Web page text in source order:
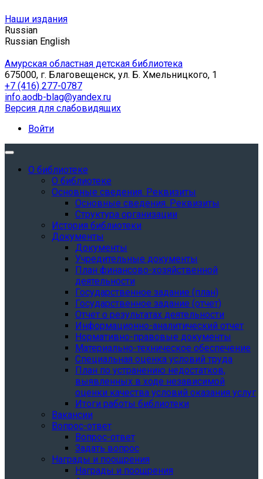
Наши издания
Russian
Russian English
Амурская областная детская библиотека
675000, г. Благовещенск, ул. Б. Хмельницкого, 1
+7 (416) 277-0787
info.aodb-blag@yandex.ru
Версия для слабовидящих
Войти
О библиотеке
О библиотеке
Основные сведения. Реквизиты
Основные сведения. Реквизиты
Структура организации
История библиотеки
Документы
Документы
Учредительные документы
План финансово-хозяйственной
деятельности
Государственное задание (план)
Государственное задание (отчет)
Отчет о результатах деятельности
Информационно-аналитический отчет
Нормативно-правовые документы
Материально-техническое обеспечение
Специальная оценка условий труда
План по устранению недостатков,
выявленных в ходе независимой
оценки качества условий оказания услуг
Итоги работы библиотеки
Вакансии
Вопрос-ответ
Вопрос-ответ
Задать вопрос
Награды и поощрения
Награды и поощрения